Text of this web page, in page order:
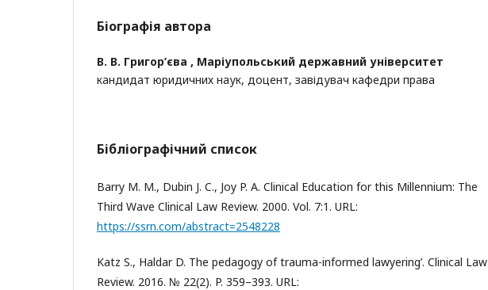
Біографія автора
В. В. Григор’єва , Маріупольський державний університет
кандидат юридичних наук, доцент, завідувач кафедри права
Бібліографічний список
Barry M. M., Dubin J. C., Joy P. A. Clinical Education for this Millennium: The
Third Wave Clinical Law Review. 2000. Vol. 7:1. URL:
https://ssrn.com/abstract=2548228
Katz S., Haldar D. The pedagogy of trauma-informed lawyering’. Clinical Law
Review. 2016. № 22(2). P. 359–393. URL: